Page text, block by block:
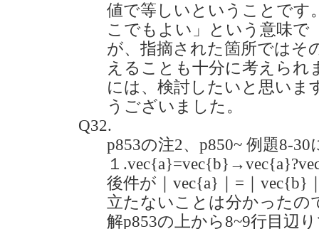
値で等しいということです
こでもよい」という意味で
が、指摘された箇所ではそ
えることも十分に考えられ
には、検討したいと思いま
うございました。
Q32.
p853の注2、p850~ 例題8-
１
後件が｜vec{a}｜=｜vec{b}
立たないことは分かったの
解p853の上から8~9行目辺